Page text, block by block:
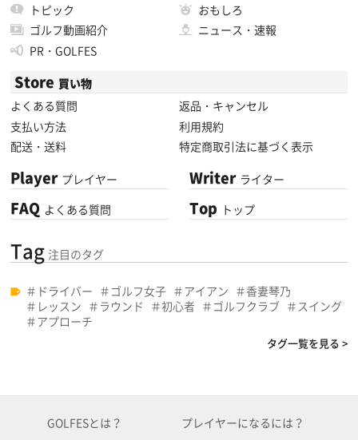
トピック
おもしろ
ゴルフ動画紹介
ニュース・速報
PR・GOLFES
Store 買い物
よくある質問
返品・キャンセル
支払い方法
利用規約
配送・送料
特定商取引法に基づく表示
Player プレイヤー
FAQ よくある質問
Writer ライター
Top トップ
Tag 注目のタグ
ドライバー ゴルフ女子 アイアン
香妻琴乃
レッスン
ラウンド 初心者 ゴルフクラブ
スイング
アプローチ
タグ一覧を見る >
GOLFESとは？
プレイヤーになるには？